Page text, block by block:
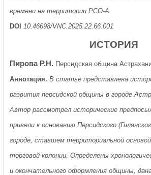
времени на территории РСО-А
DOI
10.46698/VNC.2025.22.66.001
ИСТОРИЯ
Пирова Р.Н. Персидская община
Аннотация. В статье представлена
развития персидской общины в городе
Автор рассмотрел исторические
привели к основанию Персидского
городе, ставшем территориальной основой
торговой колонии. Определены
и окончательного оформления общины,